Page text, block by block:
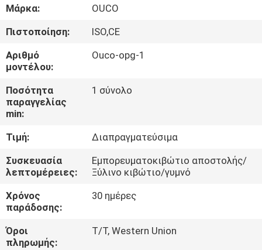
ΣΧΕΤΙΚΆ
ΜΕ
ΕΜΆΣ
ΕΠΙΣΚΈΨΕΙΣ
ΕΡΓΟΣΤΆΣΙΟ
ΈΛΕΓΧΟΣ
ΠΟΙΌΤΗΤΑΣ
ΕΙΔΉΣΕΙΣ
Μάρκα:
OUCO
Πιστοποίηση:
ISO,CE
Αριθμό
μοντέλου:
Ouco-opg-1
Ποσότητα
παραγγελίας
min:
1 σύνολο
Τιμή:
Διαπραγματεύσιμα
Συσκευασία
λεπτομέρειες:
Εμπορευματοκιβώτιο αποστολής/
Ξύλινο κιβώτιο/γυμνό
Χρόνος
παράδοσης:
30 ημέρες
Όροι
πληρωμής:
T/T, Western Union